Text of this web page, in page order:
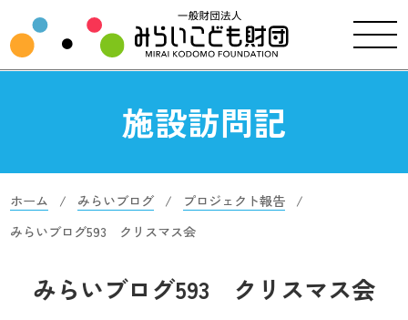
施設訪問記
ホーム みらいブログ
プロジェクト報告
みらいブログ593 クリスマス会
みらいブログ593 クリスマス会